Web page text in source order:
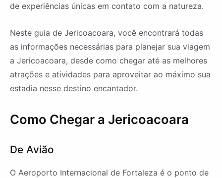
de experiências únicas em contato com a natureza.
Neste guia de Jericoacoara, você encontrará todas
as informações necessárias para planejar sua viagem
a Jericoacoara, desde como chegar até as melhores
atrações e atividades para aproveitar ao máximo sua
estadia nesse destino encantador.
Como Chegar a Jericoacoara
De Avião
O Aeroporto Internacional de Fortaleza é o ponto de